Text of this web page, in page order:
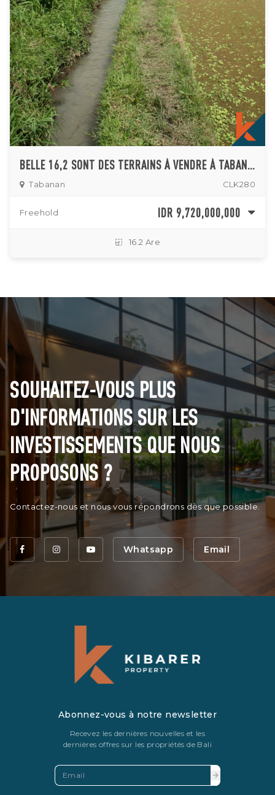
BELLE 16,2 SONT DES TERRAINS À VENDRE À TABANAN
Tabanan CLK280
Freehold IDR 9,720,000,000
16.2 Are
SOUHAITEZ-VOUS PLUS
D'INFORMATIONS SUR LES
INVESTISSEMENTS QUE NOUS
PROPOSONS ?
Contactez-nous et nous vous répondrons dès que possible.
Whatsapp Email
Abonnez-vous à notre newsletter
Recevez les dernières nouvelles et les
dernières offres sur les propriétés de Bali